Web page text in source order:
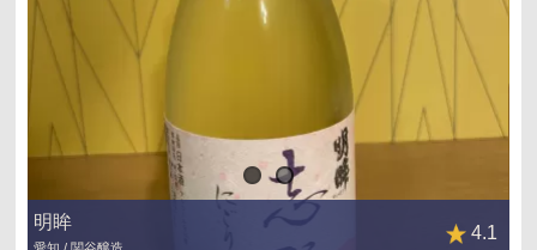
明眸 4.1